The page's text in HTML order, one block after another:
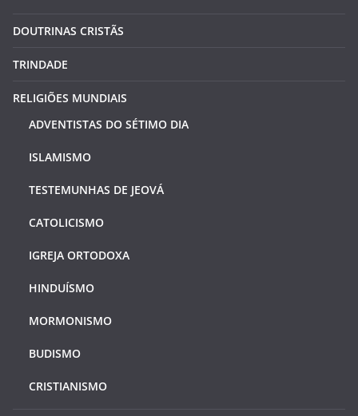
DOUTRINAS CRISTÃS
TRINDADE
RELIGIÕES MUNDIAIS
ADVENTISTAS DO SÉTIMO DIA
ISLAMISMO
TESTEMUNHAS DE JEOVÁ
CATOLICISMO
IGREJA ORTODOXA
HINDUÍSMO
MORMONISMO
BUDISMO
CRISTIANISMO